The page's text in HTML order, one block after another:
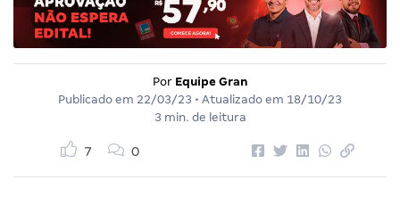
Por Equipe Gran
Publicado em 22/03/23 • Atualizado em 18/10/23
3 min. de leitura
7 0